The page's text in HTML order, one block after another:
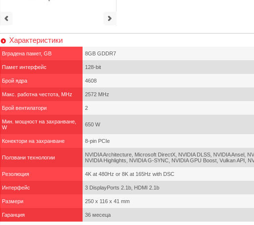
Характеристики
Вградена памет, GB 8GB GDDR7
Памет интерфейс 128-bit
Брой ядра 4608
Макс. работна честота, MHz 2572 MHz
Брой вентилатори 2
Мин. мощност на захранване,
W
650 W
Конектори на захранване 8-pin PCIe
Ползвани технологии
NVIDIA Architecture, Microsoft DirectX, NVIDIA DLSS, NVIDIA Ansel,
NVIDIA Highlights, NVIDIA G-SYNC, NVIDIA GPU Boost, Vulkan API,
Резолюция 4K at 480Hz or 8K at 165Hz with DSC
Интерфейс 3 DisplayPorts 2.1b, HDMI 2.1b
Размери 250 x 116 x 41 mm
Гаранция 36 месеца